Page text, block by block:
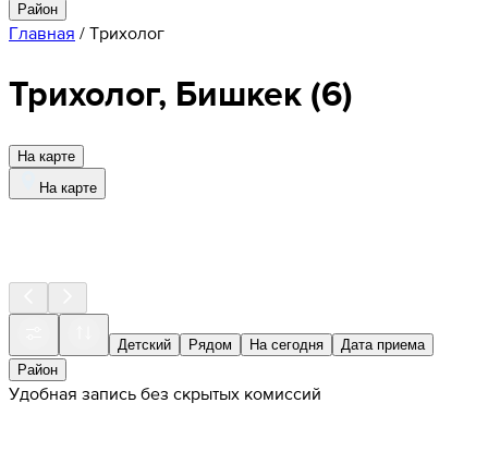
Район
Главная / Трихолог
Трихолог, Бишкек(6)
На карте
На карте
Детский Рядом На сегодня
Дата приема
Район
Удобная запись без скрытых комиссий